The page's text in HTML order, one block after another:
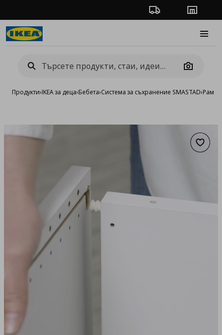
Проследяване на
Camera
Продукти›IKEA за деца›Бебета›Система за съхранение SMASTAD›Рамки